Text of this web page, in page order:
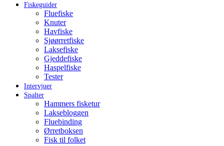
Fiskeguider
Fluefiske
Knuter
Havfiske
Sjøørretfiske
Laksefiske
Gjeddefiske
Haspelfiske
Tester
Intervjuer
Spalter
Hammers fisketur
Laksebloggen
Fluebinding
Ørretboksen
Fisk til folket